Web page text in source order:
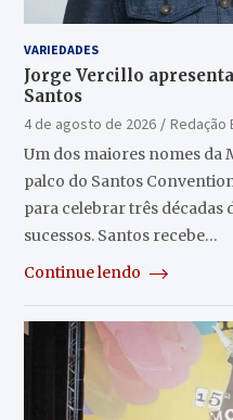
VARIEDADES
Jorge Vercillo
Santos
4 de agosto de 2026
Redação
Um dos maiores nomes da
palco do Santos
para celebrar três décadas
sucessos. Santos recebe…
Continue lendo